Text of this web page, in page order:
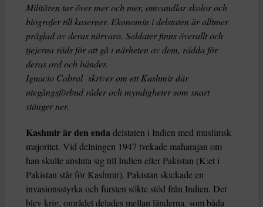
Militären tar över mer och mer, omvandlar skolor och
biografer till kaserner. Ekonomin i delstaten är alltmer
präglad av deras närvaro. Soldater finns överallt och
tjejerna räds för att gå i närheten av dem, rädda för
deras ord och händer.
Ignacio Cabral skriver om ett Kashmir där
utegångsförbud råder och myndigheter som snart
stänger ner.
Kashmir är den enda delstaten i Indien med muslimsk
majoritet. Vid delningen 1947 tvekade maharajan om
han skulle ansluta sig till Indien eller Pakistan (K:et i
Pakistan står för Kashmir). Pakistan skickade en
invasionsstyrka och fursten sökte stöd från Indien. Det
blev krig, området delades mellan länderna, som båda